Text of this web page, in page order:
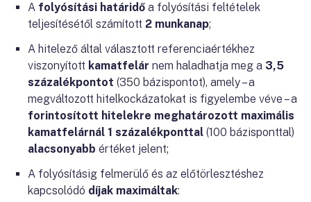
A folyósítási határidő a folyósítási feltételek
teljesítésétől számított 2 munkanap;
A hitelező által választott referenciaértékhez
viszonyított kamatfelár nem haladhatja meg a 3,5
százalékpontot (350 bázispontot), amely – a
megváltozott hitelkockázatokat is figyelembe véve – a
forintosított hitelekre meghatározott maximális
kamatfelárnál 1 százalékponttal (100 bázisponttal)
alacsonyabb értéket jelent;
A folyósításig felmerülő és az előtörlesztéshez
kapcsolódó díjak maximáltak: